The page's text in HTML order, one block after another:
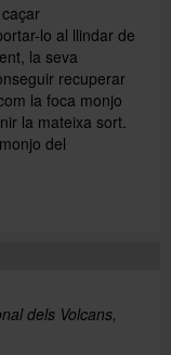
lo al llindar de
la seva
recuperar
la foca monjo
la mateixa sort.
del
dels Volcans,